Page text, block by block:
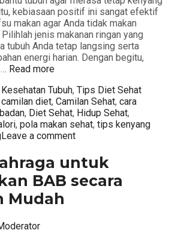
kebiasaan positif ini sangat efektif
makan agar Anda tidak makan
jenis makanan ringan yang
tubuh Anda tetap langsing serta
energi harian. Dengan begitu,
Read more
Kesehatan Tubuh, Tips Diet SehatTags
camilan diet, Camilan Sehat, cara
, Diet Sehat, Hidup Sehat,
, pola makan sehat, tips kenyang
Leave a comment
untuk
BAB secara
Mudah